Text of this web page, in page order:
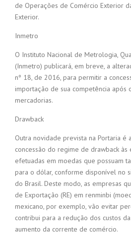
de Operações de Comércio Exterior
Exterior.
Inmetro
O Instituto Nacional de Metrologia,
(Inmetro) publicará, em breve, a
nº 18, de 2016, para permitir a
importação de sua competência após
mercadorias.
Drawback
Outra novidade prevista na Portaria é
concessão do regime de drawback
efetuadas em moedas que possuam
para o dólar, conforme disponível no
do Brasil. Deste modo, as empresas
de Exportação (RE) em renminbi
mexicano, por exemplo, vão evitar
contribui para a redução dos custos
aumento da corrente de comércio.